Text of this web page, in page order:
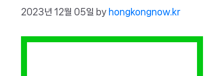
2023년 12월 05일 by hongkongnow.kr